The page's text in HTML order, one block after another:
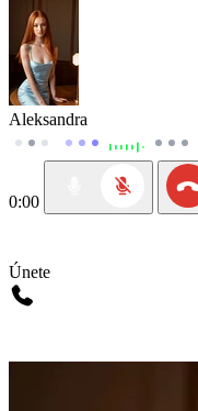
Aleksandra
0:00
Únete